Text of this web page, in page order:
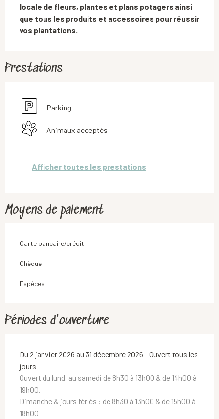
locale de fleurs, plantes et plans potagers ainsi
que tous les produits et accessoires pour réussir
vos plantations.
Prestations
Parking
Animaux acceptés
Afficher toutes les prestations
Moyens de paiement
Carte bancaire/crédit
Chèque
Espèces
Périodes d'ouverture
Du 2 janvier 2026 au 31 décembre 2026 - Ouvert tous les
jours
Ouvert du lundi au samedi de 8h30 à 13h00 & de 14h00 à
19h00.
Dimanche & jours fériés : de 8h30 à 13h00 & de 15h00 à
18h00